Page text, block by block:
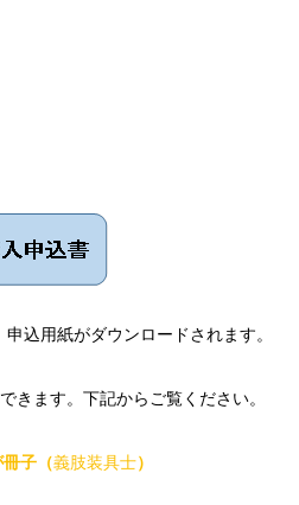
込用紙がダウンロードされます。
きます。下記からご覧ください。
子（義肢装具士）